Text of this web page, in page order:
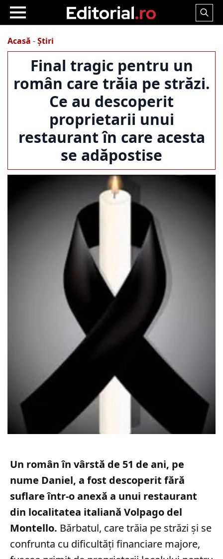
Search
Acasă -Știri
Final tragic pentru un
român care trăia pe străzi.
Ce au descoperit
proprietarii unui
restaurant în care acesta
se adăpostise
Un român în vârstă de 51 de ani, pe
nume Daniel, a fost descoperit fără
suflare într-o anexă a unui restaurant
din localitatea italiană Volpago del
Montello. Bărbatul, care trăia pe străzi și se
confrunta cu dificultăți financiare majore,